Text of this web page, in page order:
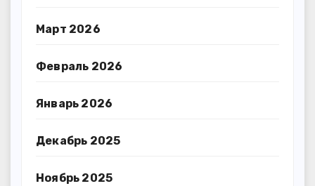
Март 2026
Февраль 2026
Январь 2026
Декабрь 2025
Ноябрь 2025